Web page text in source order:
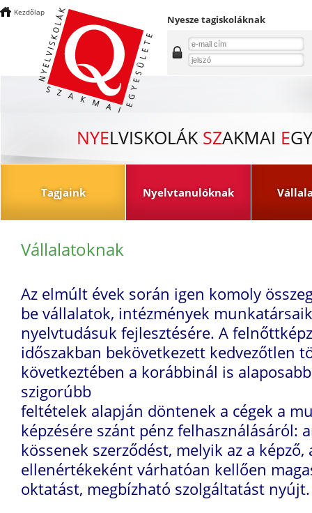
Kezdőlap
NYELVISKOLÁK SZAKMAI E
Nyesze tagiskoláknak
Tagjaink Nyelvtanulóknak
Vállalatoknak
Az elmúlt évek során igen komoly
be vállalatok, intézmények
nyelvtudásuk fejlesztésére. A
időszakban bekövetkezett kedvezőtlen
következtében a korábbinál is
szigorúbb
feltételek alapján döntenek a cégek a
képzésére szánt pénz felhasználásáról:
kössenek szerződést, melyik az a
ellenértékeként várhatóan kellően
oktatást, megbízható szolgáltatást nyújt.